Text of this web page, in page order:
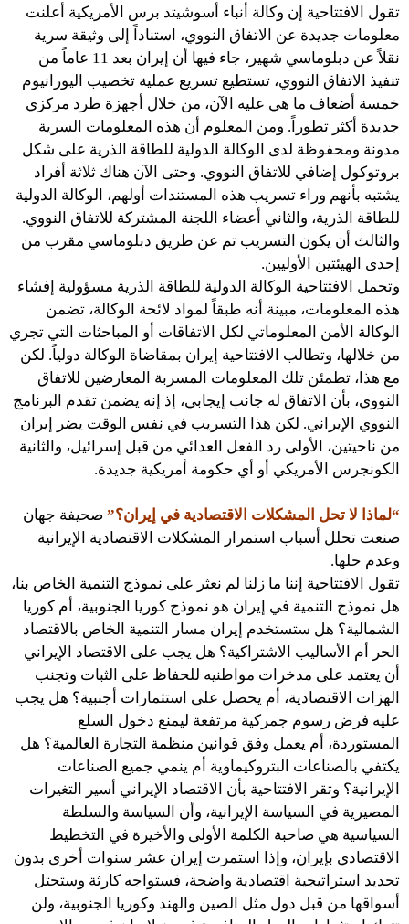
تقول الافتتاحية إن وكالة أنباء أسوشيتد برس الأمريكية أعلنت
معلومات جديدة عن الاتفاق النووي، استناداً إلى وثيقة سرية
نقلاً عن دبلوماسي شهير، جاء فيها أن إيران بعد 11 عاماً من
تنفيذ الاتفاق النووي، تستطيع تسريع عملية تخصيب اليورانيوم
خمسة أضعاف ما هي عليه الآن، من خلال أجهزة طرد مركزي
جديدة أكثر تطوراً. ومن المعلوم أن هذه المعلومات السرية
مدونة ومحفوظة لدى الوكالة الدولية للطاقة الذرية على شكل
بروتوكول إضافي للاتفاق النووي. وحتى الآن هناك ثلاثة أفراد
يشتبه بأنهم وراء تسريب هذه المستندات أولهم، الوكالة الدولية
للطاقة الذرية، والثاني أعضاء اللجنة المشتركة للاتفاق النووي.
والثالث أن يكون التسريب تم عن طريق دبلوماسي مقرب من
إحدى الهيئتين الأوليين.
وتحمل الافتتاحية الوكالة الدولية للطاقة الذرية مسؤولية إفشاء
هذه المعلومات، مبينة أنه طبقاً لمواد لائحة الوكالة، تضمن
الوكالة الأمن المعلوماتي لكل الاتفاقات أو المباحثات التي تجري
من خلالها، وتطالب الافتتاحية إيران بمقاضاة الوكالة دولياً. لكن
مع هذا، تطمئن تلك المعلومات المسربة المعارضين للاتفاق
النووي، بأن الاتفاق له جانب إيجابي، إذ إنه يضمن تقدم البرنامج
النووي الإيراني. لكن هذا التسريب في نفس الوقت يضر إيران
من ناحيتين، الأولى رد الفعل العدائي من قبل إسرائيل، والثانية
الكونجرس الأمريكي أو أي حكومة أمريكية جديدة.
“لماذا لا تحل المشكلات الاقتصادية في إيران؟” صحيفة جهان
صنعت تحلل أسباب استمرار المشكلات الاقتصادية الإيرانية
وعدم حلها.
تقول الافتتاحية إننا ما زلنا لم نعثر على نموذج التنمية الخاص بنا،
هل نموذج التنمية في إيران هو نموذج كوريا الجنوبية، أم كوريا
الشمالية؟ هل ستستخدم إيران مسار التنمية الخاص بالاقتصاد
الحر أم الأساليب الاشتراكية؟ هل يجب على الاقتصاد الإيراني
أن يعتمد على مدخرات مواطنيه للحفاظ على الثبات وتجنب
الهزات الاقتصادية، أم يحصل على استثمارات أجنبية؟ هل يجب
عليه فرض رسوم جمركية مرتفعة ليمنع دخول السلع
المستوردة، أم يعمل وفق قوانين منظمة التجارة العالمية؟ هل
يكتفي بالصناعات البتروكيماوية أم ينمي جميع الصناعات
الإيرانية؟ وتقر الافتتاحية بأن الاقتصاد الإيراني أسير التغيرات
المصيرية في السياسة الإيرانية، وأن السياسة والسلطة
السياسية هي صاحبة الكلمة الأولى والأخيرة في التخطيط
الاقتصادي بإيران، وإذا استمرت إيران عشر سنوات أخرى بدون
تحديد استراتيجية اقتصادية واضحة، فستواجه كارثة وستحتل
أسواقها من قبل دول مثل الصين والهند وكوريا الجنوبية، ولن